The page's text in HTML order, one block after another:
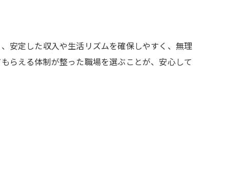
安定した収入や生活リズムを確保しやすく、無理
らえる体制が整った職場を選ぶことが、安心して